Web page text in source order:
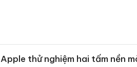
Apple thử nghiệm hai tấm nền